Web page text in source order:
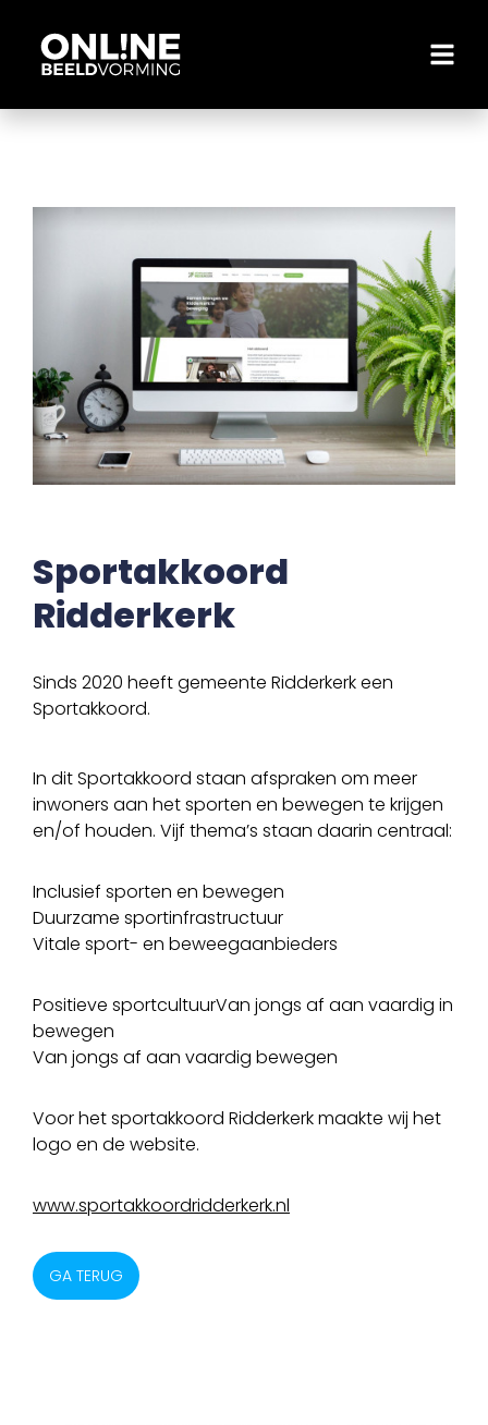
Sportakkoord
Ridderkerk
Sinds 2020 heeft gemeente Ridderkerk een
Sportakkoord.
In dit Sportakkoord staan afspraken om meer
inwoners aan het sporten en bewegen te krijgen
en/of houden. Vijf thema’s staan daarin centraal:
Inclusief sporten en bewegen
Duurzame sportinfrastructuur
Vitale sport- en beweegaanbieders
Positieve sportcultuurVan jongs af aan vaardig in
bewegen
Van jongs af aan vaardig bewegen
Voor het sportakkoord Ridderkerk maakte wij het
logo en de website.
www.sportakkoordridderkerk.nl
GA TERUG